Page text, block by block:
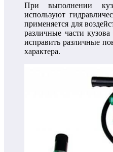
При выполнении
используют
применяется для
различные части
исправить различные
характера.